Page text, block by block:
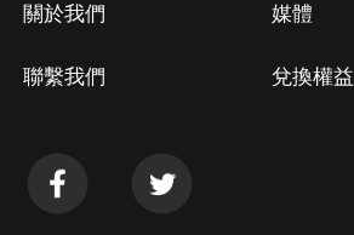
關於我們
聯繫我們
媒體
兌換權益